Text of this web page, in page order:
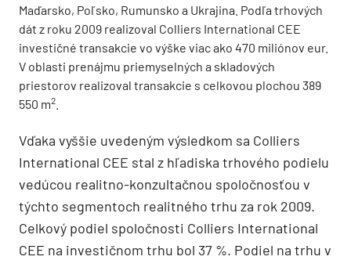
Maďarsko, Poľsko, Rumunsko a Ukrajina. Podľa trhových
dát z roku 2009 realizoval Colliers International CEE
investičné transakcie vo výške viac ako 470 miliónov eur.
V oblasti prenájmu priemyselných a skladových
priestorov realizoval transakcie s celkovou plochou 389
550 m2
Vďaka vyššie uvedeným výsledkom sa Colliers
International CEE stal z hľadiska trhového podielu
vedúcou realitno-konzultačnou spoločnosťou v
týchto segmentoch realitného trhu za rok 2009.
Celkový podiel spoločnosti Colliers International
CEE na investičnom trhu bol 37 %. Podiel na trhu v